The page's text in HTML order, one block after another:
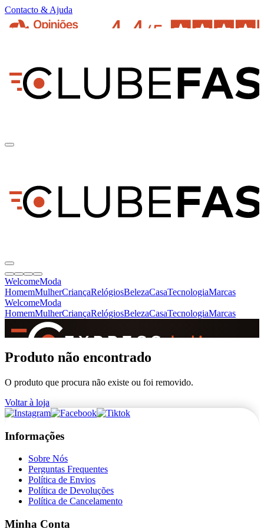
Contacto & Ajuda
WelcomeModa
HomemMulherCriançaRelógiosBelezaCasaTecnologiaMarcas
WelcomeModa
HomemMulherCriançaRelógiosBelezaCasaTecnologiaMarcas
+de 36.000 reviews
Produto não encontrado
O produto que procura não existe ou foi removido.
Voltar à loja
Informações
Sobre Nós
Perguntas Frequentes
Política de Envios
Política de Devoluções
Política de Cancelamento
Minha Conta